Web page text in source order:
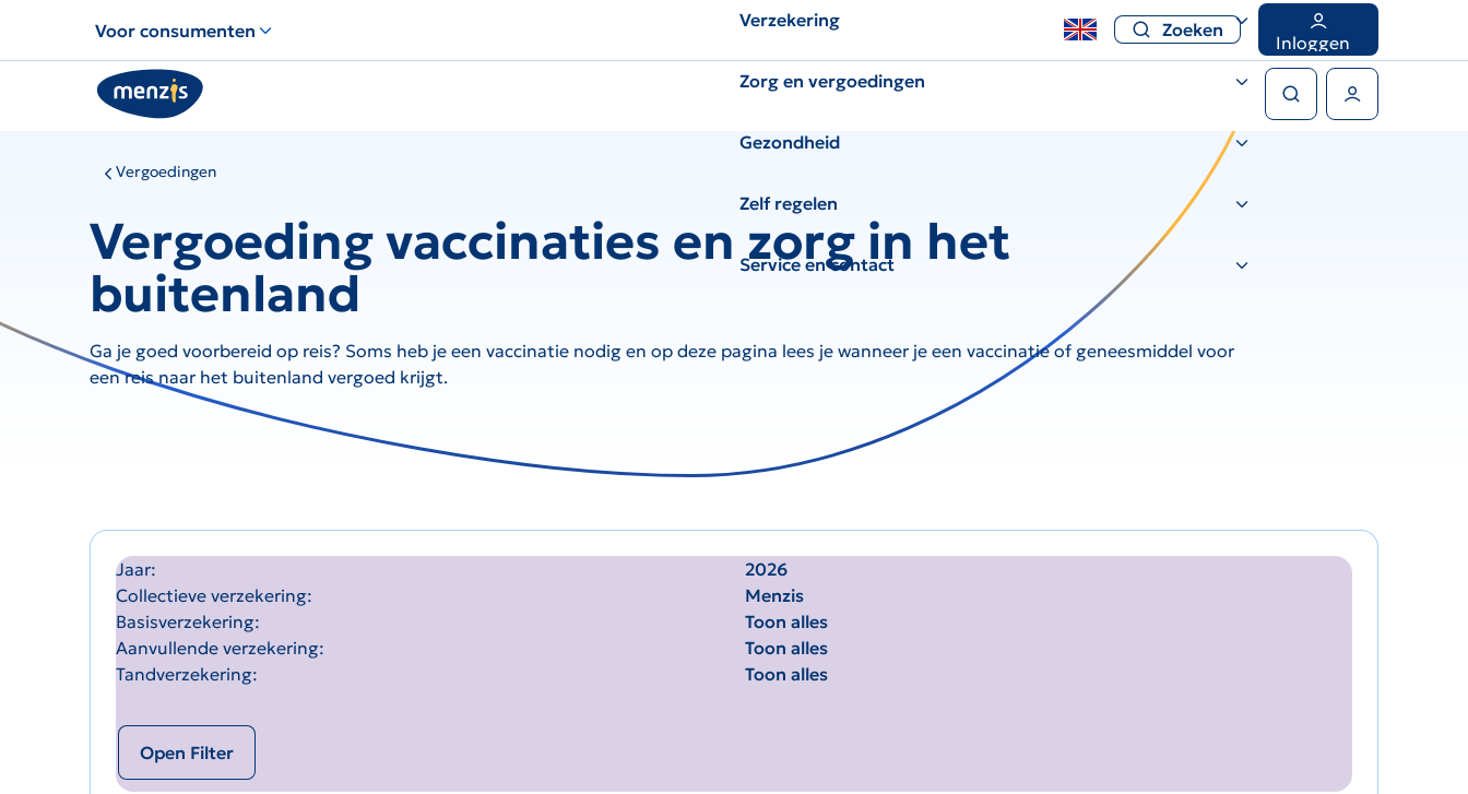
voor
snelle
navigatie
Voor consumenten Zoeken
Inloggen
Verzekering
Zorg en vergoedingen
Gezondheid
Zelf regelen
Service en contact
Vergoedingen
Vergoeding vaccinaties en zorg in het
buitenland
Ga je goed voorbereid op reis? Soms heb je een vaccinatie nodig en op deze pagina lees je wanneer je een vaccinatie of geneesmiddel voor
een reis naar het buitenland vergoed krijgt.
Jaar
2026
Collectieve verzekering
Menzis
Basisverzekering
Toon alles
Aanvullende verzekering
Toon alles
Tandverzekering
Toon alles
Open Filter